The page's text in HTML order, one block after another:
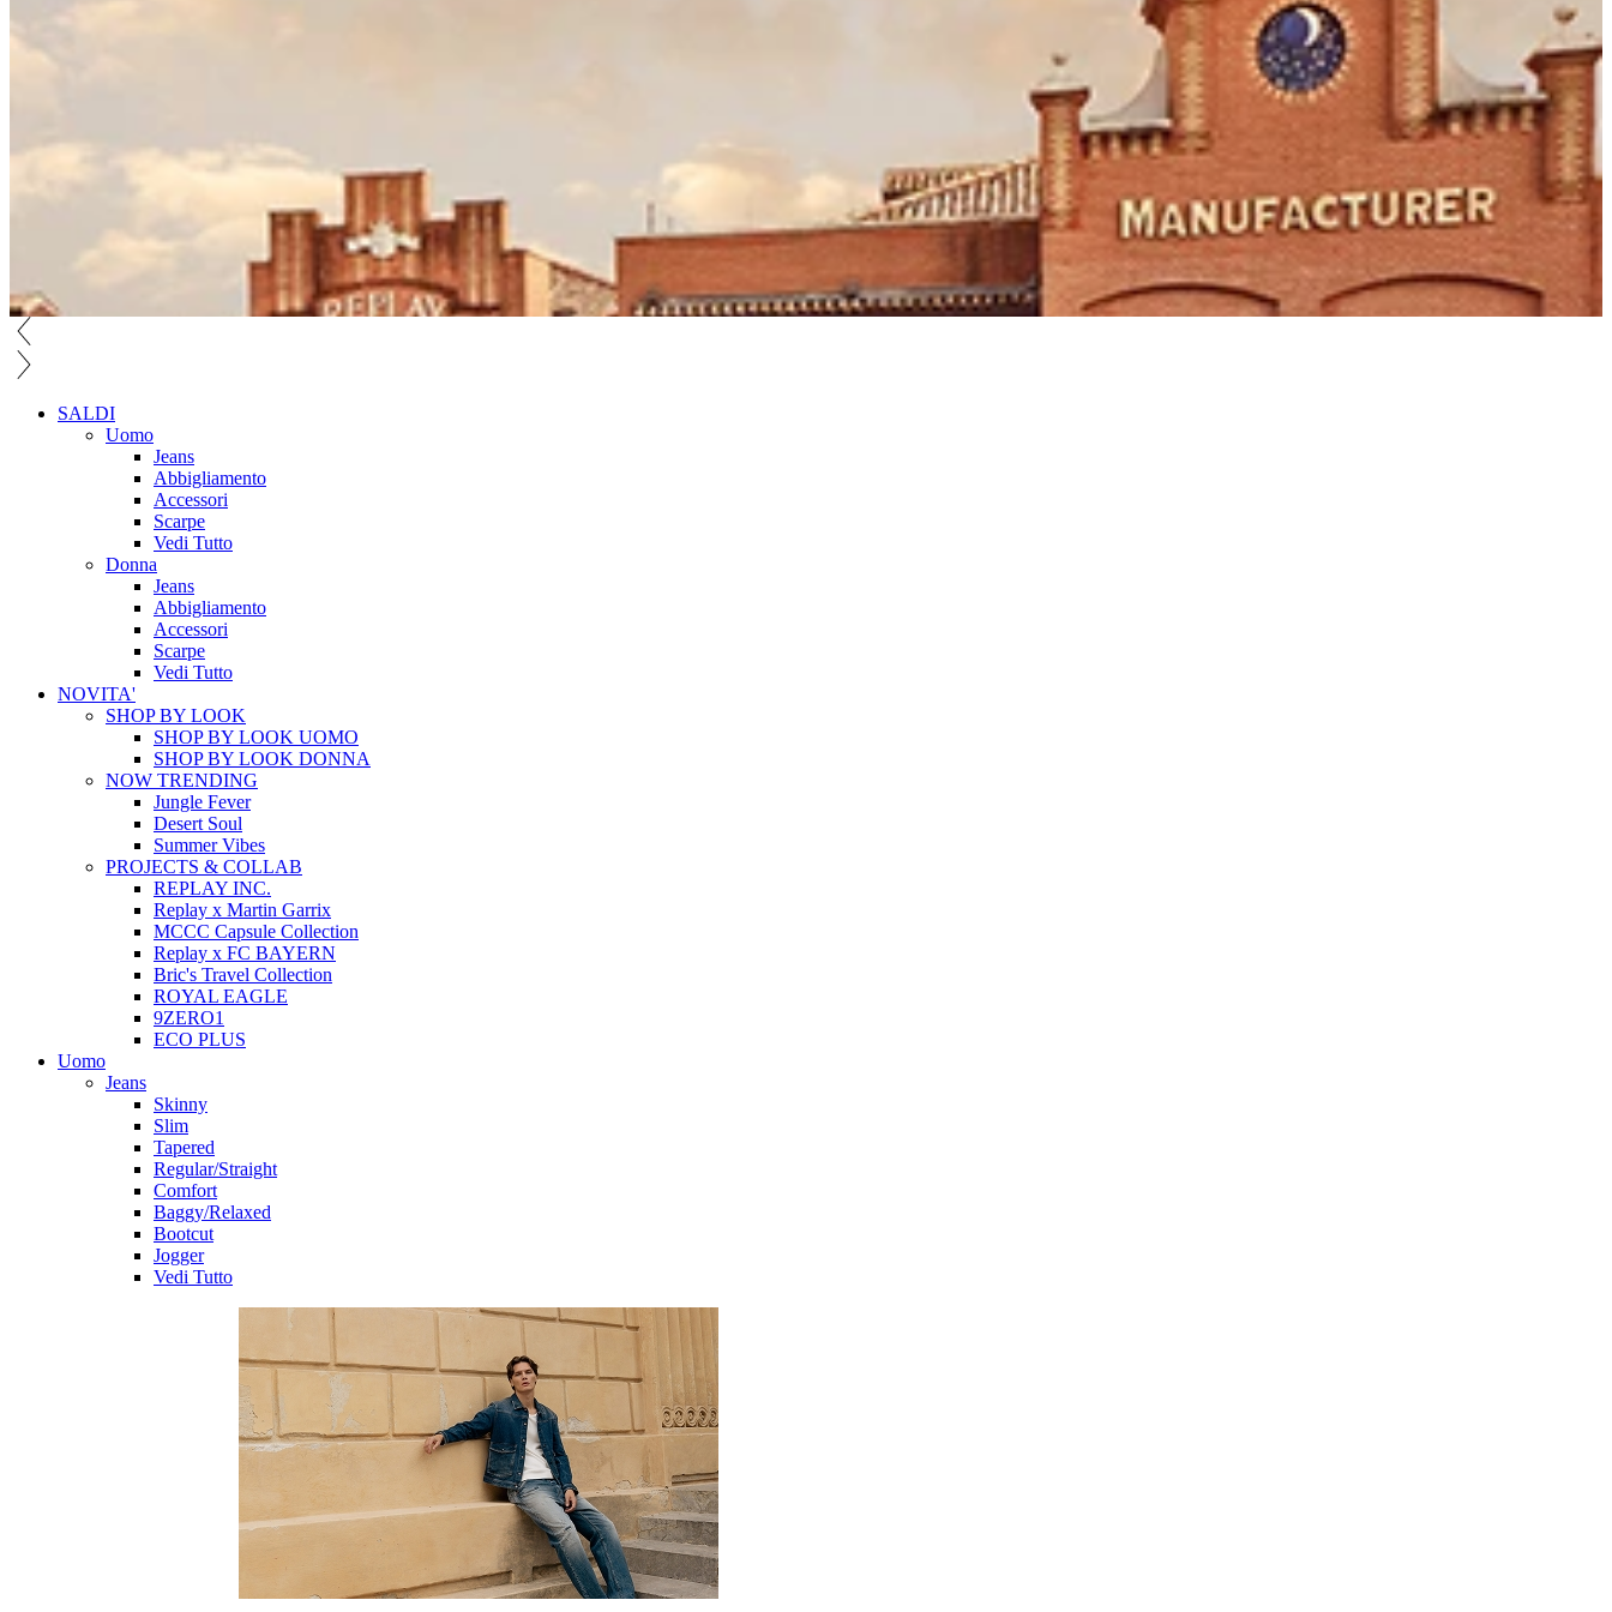
SALDI
Uomo
Jeans
Abbigliamento
Accessori
Scarpe
Vedi Tutto
Donna
Jeans
Abbigliamento
Accessori
Scarpe
Vedi Tutto
NOVITA'
SHOP BY LOOK
SHOP BY LOOK UOMO
SHOP BY LOOK DONNA
NOW TRENDING
Jungle Fever
Desert Soul
Summer Vibes
PROJECTS & COLLAB
REPLAY INC.
Replay x Martin Garrix
MCCC Capsule Collection
Replay x FC BAYERN
Bric's Travel Collection
ROYAL EAGLE
9ZERO1
ECO PLUS
Uomo
Jeans
Skinny
Slim
Tapered
Regular/Straight
Comfort
Baggy/Relaxed
Bootcut
Jogger
Vedi Tutto